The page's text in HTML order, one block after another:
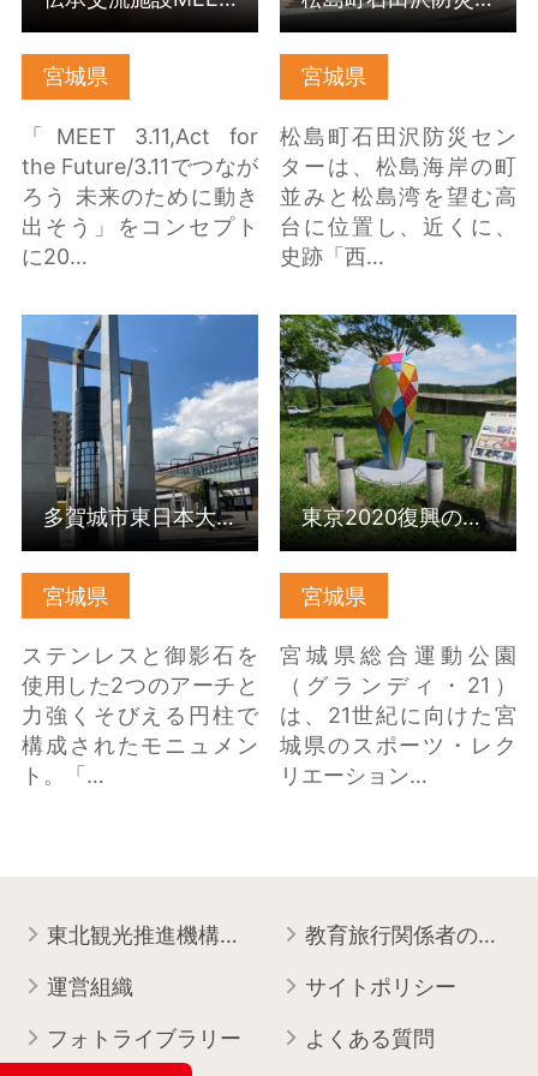
宮城県
「MEET 3.11,Act for
the Future/3.11でつなが
ろう 未来のために動き
出そう」をコンセプト
に20…
宮城県
松島町石田沢防災セン
ターは、松島海岸の町
並みと松島湾を望む高
台に位置し、近くに、
史跡「西…
宮城県
ステンレスと御影石を
使用した2つのアーチと
力強くそびえる円柱で
構成されたモニュメン
ト。「…
多賀城市東日本大震災
モニュメント の詳細は
こちら
多賀城市東日本大震災モニュメント
宮城県
宮城県総合運動公園
（グランディ・21）
は、21世紀に向けた宮
城県のスポーツ・レク
リエーション…
東京2020復興のモニュ
メント の詳細はこちら
東京2020復興のモニュメント
東北観光推進機構について 教育旅行関係者の皆様へ
運営組織 サイトポリシー
フォトライブラリー よくある質問